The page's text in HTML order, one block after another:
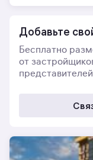
Добавьте
Бесплатно
от
представителей